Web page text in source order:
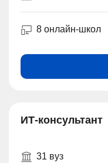
8 онлайн-школ
ИТ-консультант
31 вуз